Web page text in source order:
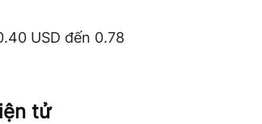
USD đến 0.78
tử